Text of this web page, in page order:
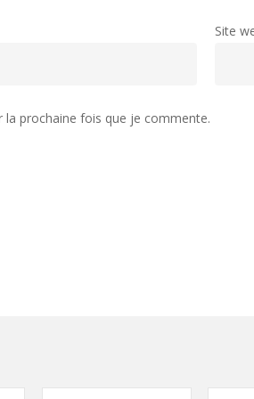
Site
prochaine fois que je commente.